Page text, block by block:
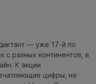
— уже 17-й по
с разных континентов, в
К акции
цифры, не